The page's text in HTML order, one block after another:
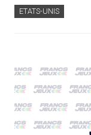
ETATS-UNIS